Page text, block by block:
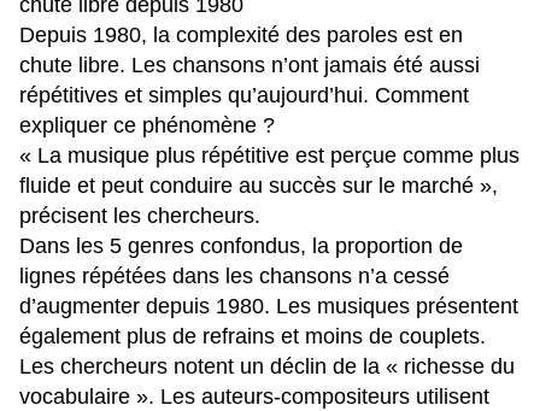
chute libre depuis 1980
Depuis 1980, la complexité des paroles est en
chute libre. Les chansons n’ont jamais été aussi
répétitives et simples qu’aujourd’hui. Comment
expliquer ce phénomène ?
« La musique plus répétitive est perçue comme plus
fluide et peut conduire au succès sur le marché »,
précisent les chercheurs.
Dans les 5 genres confondus, la proportion de
lignes répétées dans les chansons n’a cessé
d’augmenter depuis 1980. Les musiques présentent
également plus de refrains et moins de couplets.
Les chercheurs notent un déclin de la « richesse du
vocabulaire ». Les auteurs-compositeurs utilisent